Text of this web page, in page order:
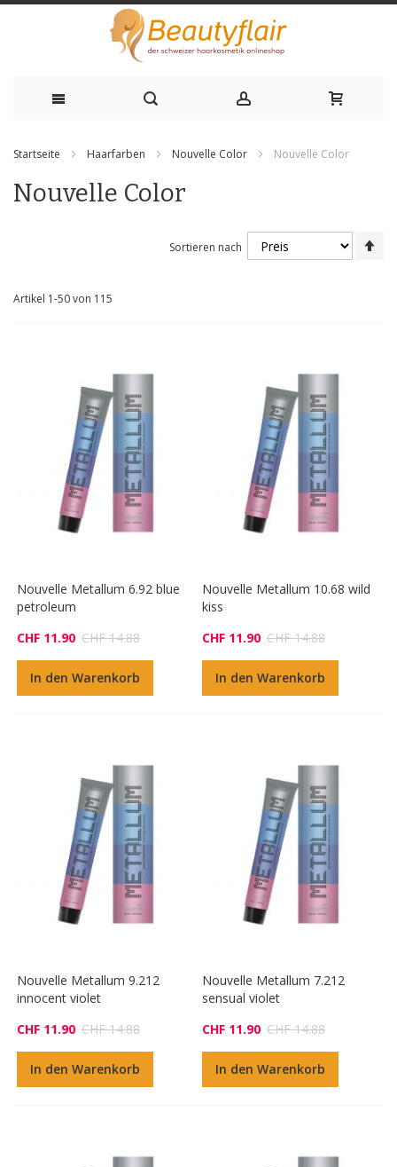
springen
Startseite Haarfarben Nouvelle Color Nouvelle Color
Nouvelle Color
Artikel 1-50von 115
Sortieren nach
Nouvelle Metallum 6.92 blue
petroleum
CHF 11.90 CHF 14.88
In den Warenkorb
Nouvelle Metallum 10.68 wild
kiss
CHF 11.90 CHF 14.88
In den Warenkorb
Nouvelle Metallum 9.212
innocent violet
CHF 11.90 CHF 14.88
In den Warenkorb
Nouvelle Metallum 7.212
sensual violet
CHF 11.90 CHF 14.88
In den Warenkorb